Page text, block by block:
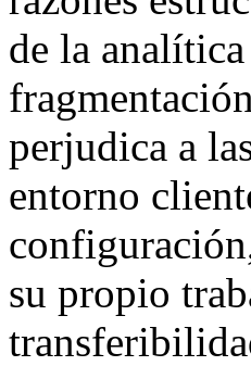
de la
perjudica a
entorno
su propio